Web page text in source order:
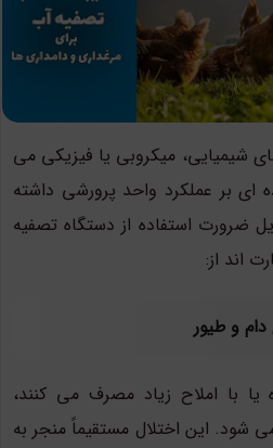
شیمیایی، میکروبی یا فیزیکی می
ای بر عملکرد واحد پرورشی داشته
ضرورت استفاده از دستگاه تصفیه
اند از:
و طیور
یا با املاح زیاد مصرف می کنند،
شود. این اختلال مستقیماً منجر به